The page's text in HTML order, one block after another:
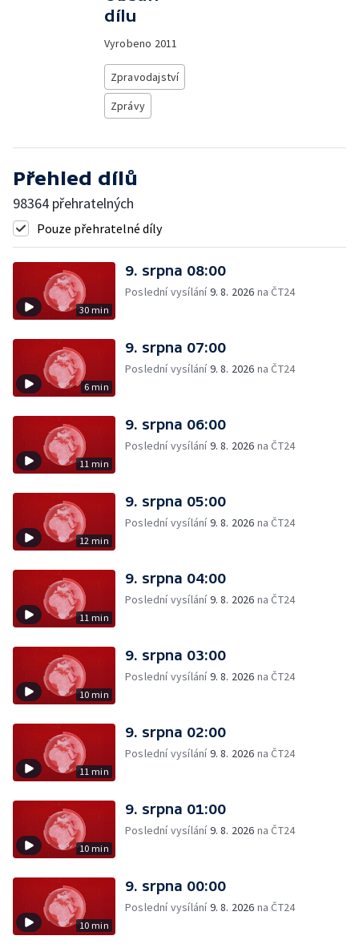
dílu
Vyrobeno 2011
Zpravodajství
Zprávy
Přehled dílů
98364 přehratelných
Pouze přehratelné díly
30 min
9. srpna 08:00
Poslední vysílání9. 8. 2026 na ČT24
6 min
9. srpna 07:00
Poslední vysílání9. 8. 2026 na ČT24
11 min
9. srpna 06:00
Poslední vysílání9. 8. 2026 na ČT24
12 min
9. srpna 05:00
Poslední vysílání9. 8. 2026 na ČT24
11 min
9. srpna 04:00
Poslední vysílání9. 8. 2026 na ČT24
10 min
9. srpna 03:00
Poslední vysílání9. 8. 2026 na ČT24
11 min
9. srpna 02:00
Poslední vysílání9. 8. 2026 na ČT24
10 min
9. srpna 01:00
Poslední vysílání9. 8. 2026 na ČT24
10 min
9. srpna 00:00
Poslední vysílání9. 8. 2026 na ČT24